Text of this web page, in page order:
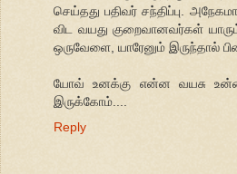
செய்தது பதிவர் சந்திப்பு.
விட வயது குறைவானவர்கள்
ஒருவேளை, யாரேனும் இருந்தால்
யோவ் உனக்கு என்ன வயசு
இருக்கோம்....
Reply